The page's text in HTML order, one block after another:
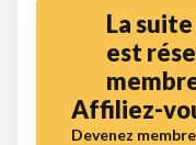
La
est
Affiliez-
Devenez